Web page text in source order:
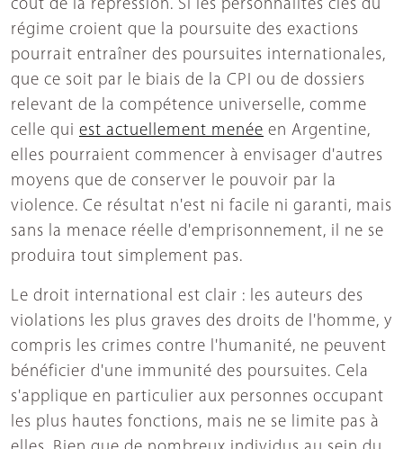
coût de la répression. Si les personnalités clés du
régime croient que la poursuite des exactions
pourrait entraîner des poursuites internationales,
que ce soit par le biais de la CPI ou de dossiers
relevant de la compétence universelle, comme
celle qui est actuellement menée en Argentine,
elles pourraient commencer à envisager d'autres
moyens que de conserver le pouvoir par la
violence. Ce résultat n'est ni facile ni garanti, mais
sans la menace réelle d'emprisonnement, il ne se
produira tout simplement pas.
Le droit international est clair : les auteurs des
violations les plus graves des droits de l'homme, y
compris les crimes contre l'humanité, ne peuvent
bénéficier d'une immunité des poursuites. Cela
s'applique en particulier aux personnes occupant
les plus hautes fonctions, mais ne se limite pas à